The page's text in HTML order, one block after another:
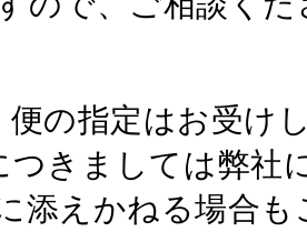
便の指定はお受け
つきましては弊社
添えかねる場合